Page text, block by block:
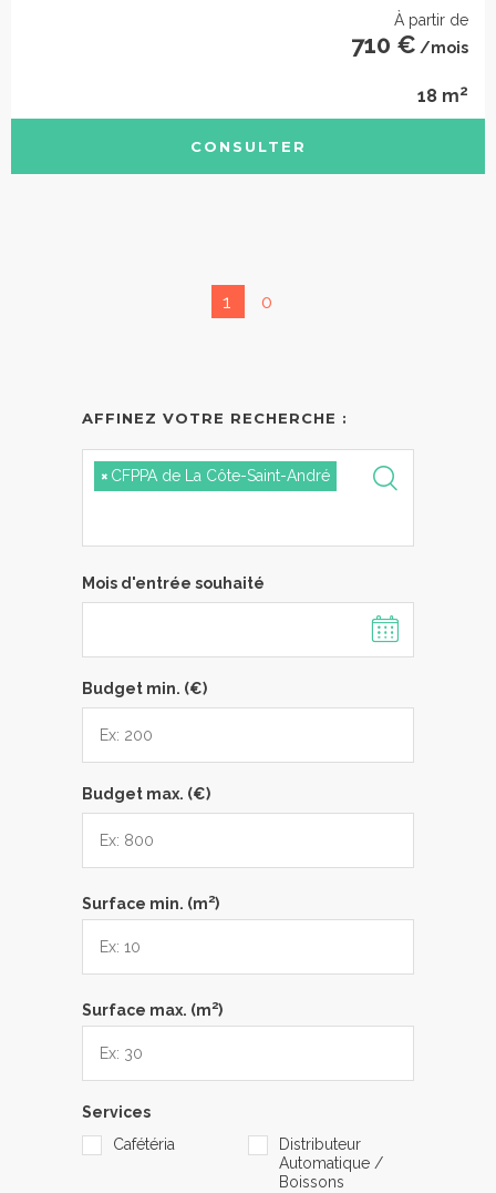
À partir de
710 € /mois
18 m2
CONSULTER
1 0
AFFINEZ VOTRE RECHERCHE :
× CFPPA de La Côte-Saint-André
Mois d'entrée souhaité
Budget min. (€)
Budget max. (€)
Surface min. (m2)
Surface max. (m2)
Services
Cafétéria
Distributeur
Automatique /
Boissons